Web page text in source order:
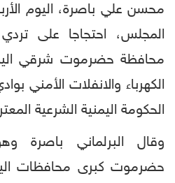
محسن علي باصرة، اليوم
المجلس، احتجاجا على
محافظة حضرموت شرقي
الكهرباء والانفلات الأمني
الحكومة اليمنية الشرعية
وقال البرلماني باصرة
حضرموت كبرى محافظات